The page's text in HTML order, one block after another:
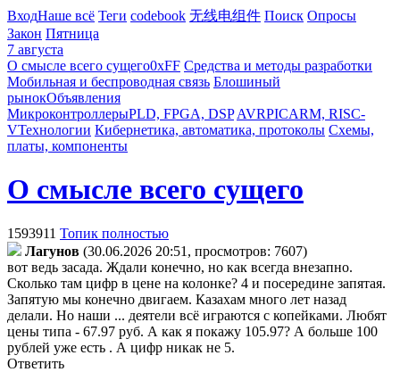
ВходНаше всё Теги codebook 无线电组件 Поиск Опросы
Закон Пятница
7 августа
О смысле всего сущего0xFF Средства и методы разработки
Мобильная и беспроводная связь Блошиный
рынокОбъявления
МикроконтроллерыPLD, FPGA, DSP AVRPICARM, RISC-
VТехнологии Кибернетика, автоматика, протоколы Схемы,
платы, компоненты
О смысле всего сущего
1593911 Топик полностью
Лaгyнoв (30.06.2026 20:51, просмотров: 7607)
вот ведь засада. Ждали конечно, но как всегда внезапно.
Сколько там цифр в цене на колонке? 4 и посередине запятая.
Запятую мы конечно двигаем. Казахам много лет назад
делали. Но наши ... деятели всё играются с копейками. Любят
цены типа - 67.97 руб. А как я покажу 105.97? А больше 100
рублей уже есть . А цифр никак не 5.
Ответить